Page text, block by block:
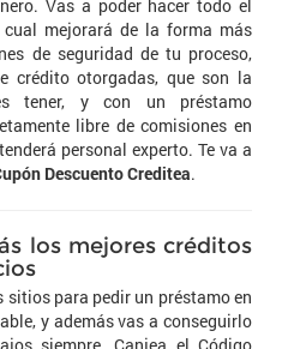
Vas a poder hacer todo el
mejorará de la forma más
de seguridad de tu proceso,
crédito otorgadas, que son la
tener, y con un préstamo
libre de comisiones en
personal experto. Te va a
Descuento Creditea.
los mejores créditos
sitios para pedir un préstamo en
y además vas a conseguirlo